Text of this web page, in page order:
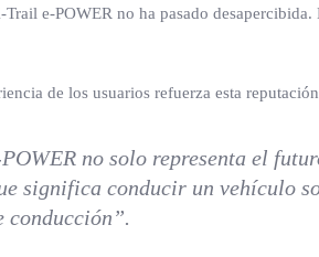
e-POWER no ha pasado
de los usuarios refuerza esta
no solo representa el
significa conducir un vehículo
conducción”.